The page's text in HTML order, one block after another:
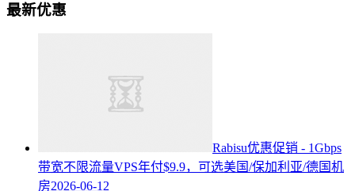
最新优惠
Rabisu优惠促销 - 1Gbps
带宽不限流量VPS年付$9.9，可选美国/保加利亚/德国机
房2026-06-12